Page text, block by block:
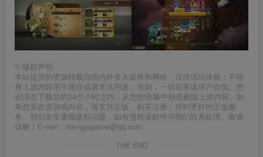
© 版权声明
本站提供的资源转载自国内外各大媒体和网络，仅供试玩体验；不得
将上述内容用于商业或者非法用途，否则，一切后果请用户自负。您
必须在下载后的24个小时之内，从您的电脑中彻底删除上述内容。如
果您喜欢该游戏内容，请支持正版，购买注册，得到更好的正版服
务。我们非常重视版权问题，如有侵权请邮件与我们联系处理。敬请
谅解！E-mail：mengyagame@qq.com
THE END